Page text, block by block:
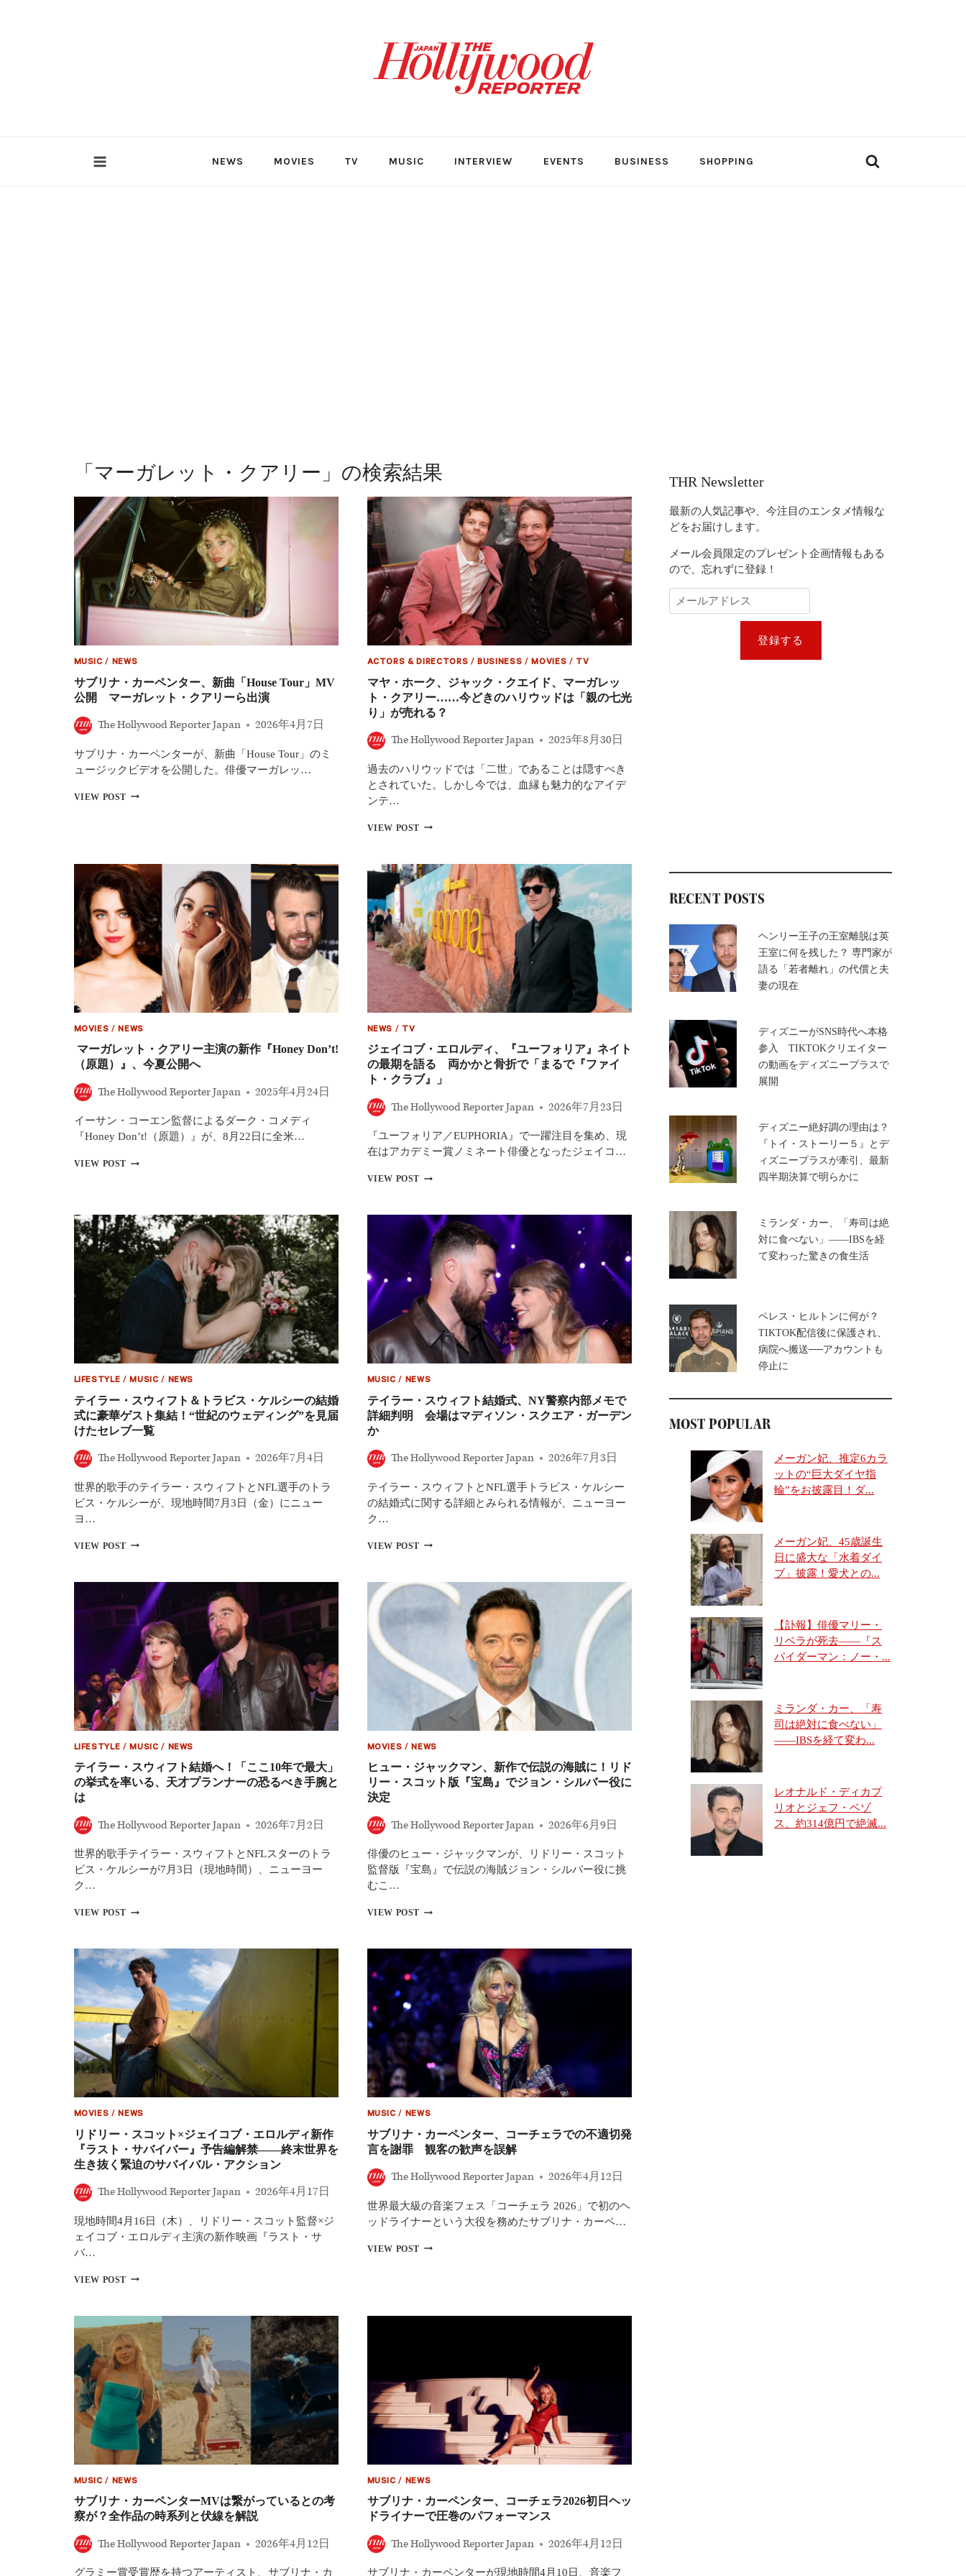
NEWS MOVIES TV MUSIC INTERVIEW EVENTS BUSINESS SHOPPING
「 マーガレット・クアリー 」の検索結果
MUSIC / NEWS
サブリナ・カーペンター、新曲「House Tour」MV
公開 マーガレット・クアリーら出演
The Hollywood Reporter Japan 2026年4月7日
サブリナ・カーペンターが、新曲「House Tour」のミ
ュージックビデオを公開した。俳優マーガレッ…
VIEW POSTサ
ペ
ン
タ
ー、
新
曲
「HOUSE
TOUR」
MV
マ
ー
レ
ッ
ク
リ
ら
ACTORS & DIRECTORS /BUSINESS /MOVIES / TV
マヤ・ホーク、ジャック・クエイド、マーガレッ
ト・クアリー……今どきのハリウッドは「親の七光
り」が売れる？
The Hollywood Reporter Japan 2025年8月30日
過去のハリウッドでは「二世」であることは隠すべき
とされていた。しかし今では、血縁も魅力的なアイデ
ンテ…
VIEW POSTマ
ー
ク、
ジ
ャ
ッ
ク・
ク
エ
イ
ド、
マ
ー
ッ
ト・
ク
ア
ー……
ど
き
ハ
ッ
ド
は
「親
り」
が
売
れ
る？
MOVIES /NEWS
マーガレット・クアリー主演の新作『Honey Don’t!
（原題）』、今夏公開へ
The Hollywood Reporter Japan 2025年4月24日
イーサン・コーエン監督によるダーク・コメディ
『Honey Don’t!（原題）』が、8月22日に全米…
VIEW POSTマ
ッ
ト・
ク
ア
リ
ー
主
『HONEY
（原
題）』、
今
夏
公
へ
NEWS / TV
ジェイコブ・エロルディ、『ユーフォリア』ネイト
の最期を語る 両かかと骨折で「まるで『ファイ
ト・クラブ』」
The Hollywood Reporter Japan 2026年7月23日
『ユーフォリア／EUPHORIA』で一躍注目を集め、現
在はアカデミー賞ノミネート俳優となったジェイコ…
VIEW POSTジ
コ
ブ・
エ
ィ、
『ユ
ー
フ
ォ
リ
ネ
イ
の
を
る
両
「ま
ト・
ク
ブ』」
LIFESTYLE /MUSIC / NEWS
テイラー・スウィフト＆トラビス・ケルシーの結婚
式に豪華ゲスト集結！“世紀のウェディング”を見届
けたセレブ一覧
The Hollywood Reporter Japan 2026年7月4日
世界的歌手のテイラー・スウィフトとNFL選手のトラ
ビス・ケルシーが、現地時間7月3日（金）にニュー
ヨ…
VIEW POSTテ
ー・
ウ
ィ
フ
ト
ト
ラ
ス・
ケ
シ
ー
の
結
に
華
ゲ
結！“世
ウ
ェ
デ
ィ
ン
グ”を
見
届
け
レ
ブ
覧
MUSIC / NEWS
テイラー・スウィフト結婚式、NY警察内部メモで
詳細判明 会場はマディソン・スクエア・ガーデン
か
The Hollywood Reporter Japan 2026年7月3日
テイラー・スウィフトとNFL選手トラビス・ケルシー
の結婚式に関する詳細とみられる情報が、ニューヨー
ク…
VIEW POSTテ
ー・
ウ
婚
式、
警
察
部
メ
で
判
会
場
ス
ク
エ
ア・
ガ
ー
デ
ン
か
LIFESTYLE /MUSIC / NEWS
テイラー・スウィフト結婚へ！「ここ10年で最大」
の挙式を率いる、天才プランナーの恐るべき手腕と
は
The Hollywood Reporter Japan 2026年7月2日
世界的歌手テイラー・スウィフトとNFLスターのトラ
ビス・ケルシーが7月3日（現地時間）、ニューヨー
ク…
VIEW POSTテ
ー・
ス
ウ
ィ
フ
ト
結
婚
へ！
で
最
大」
挙
を
い
る、
ー
の
恐
る
べ
き
手
と
MOVIES /NEWS
ヒュー・ジャックマン、新作で伝説の海賊に！リド
リー・スコット版『宝島』でジョン・シルバー役に
決定
The Hollywood Reporter Japan 2026年6月9日
俳優のヒュー・ジャックマンが、リドリー・スコット
監督版『宝島』で伝説の海賊ジョン・シルバー役に挑
むこ…
VIEW POSTヒ
ジ
ッ
ク
マ
ン、
作
で
伝
の
賊
に！
リ
ド
ー・
コ
ッ
版
に
決
定
MOVIES /NEWS
リドリー・スコット×ジェイコブ・エロルディ新作
『ラスト・サバイバー』予告編解禁――終末世界を
生き抜く緊迫のサバイバル・アクション
The Hollywood Reporter Japan 2026年4月17日
現地時間4月16日（木）、リドリー・スコット監督×ジ
ェイコブ・エロルディ主演の新作映画『ラスト・サ
バ…
VIEW POSTリ
ー・
ス
コ
ッ
ト
×
ル
デ
ィ
新
『ラ
MUSIC / NEWS
サブリナ・カーペンター、コーチェラでの不適切発
言を謝罪 観客の歓声を誤解
The Hollywood Reporter Japan 2026年4月12日
世界最大級の音楽フェス「コーチェラ 2026」で初のヘ
ッドライナーという大役を務めたサブリナ・カーペ…
VIEW POSTサ
チ
ェ
ラ
不
適
発
言
謝
観
MUSIC / NEWS
サブリナ・カーペンターMVは繋がっているとの考
察が？全作品の時系列と伏線を解説
The Hollywood Reporter Japan 2026年4月12日
グラミー賞受賞歴を持つアーティスト、サブリナ・カ
MUSIC / NEWS
サブリナ・カーペンター、コーチェラ2026初日ヘッ
ドライナーで圧巻のパフォーマンス
The Hollywood Reporter Japan 2026年4月12日
サブリナ・カーペンターが現地時間4月10日、音楽フ
THR Newsletter
最新の人気記事や、今注目のエンタメ情報な
どをお届けします。
メール会員限定のプレゼント企画情報もある
ので、忘れずに登録！
登録する
RECENT POSTS
ヘンリー王子の王室離脱は英
王室に何を残した？ 専門家が
語る「若者離れ」の代償と夫
妻の現在
ディズニーがSNS時代へ本格
参入 TIKTOKクリエイター
の動画をディズニープラスで
展開
ディズニー絶好調の理由は？
『トイ・ストーリー５』とデ
ィズニープラスが牽引、最新
四半期決算で明らかに
ミランダ・カー、「寿司は絶
対に食べない」――IBSを経
て変わった驚きの食生活
ペレス・ヒルトンに何が？
TIKTOK配信後に保護され、
病院へ搬送──アカウントも
停止に
MOST POPULAR
メーガン妃、推定6カラ
ットの“巨大ダイヤ指
輪”をお披露目！ダ...
メーガン妃、45歳誕生
日に盛大な「水着ダイ
ブ」披露！愛犬との...
【訃報】俳優マリー・
リベラが死去――『ス
パイダーマン：ノー・...
ミランダ・カー、「寿
司は絶対に食べない」
――IBSを経て変わ...
レオナルド・ディカプ
リオとジェフ・ベゾ
ス、約314億円で絶滅...